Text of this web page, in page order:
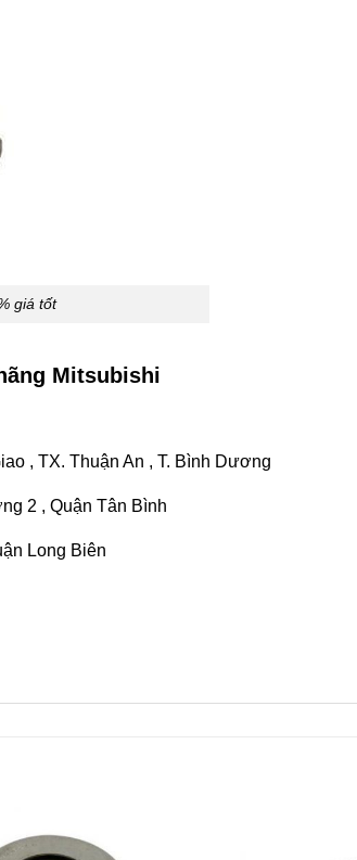
giá tốt
Mitsubishi
, TX. Thuận An , T. Bình Dương
2 , Quận Tân Bình
Long Biên